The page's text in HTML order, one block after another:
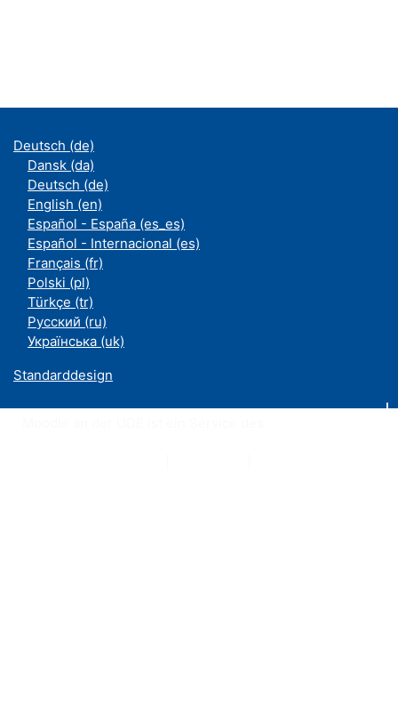
Deutsch ‎(de)‎
Dansk ‎(da)‎
Deutsch ‎(de)‎
English ‎(en)‎
Español - España ‎(es_es)‎
Español - Internacional ‎(es)‎
Français ‎(fr)‎
Polski ‎(pl)‎
Türkçe ‎(tr)‎
Русский ‎(ru)‎
Українська ‎(uk)‎
Standarddesign